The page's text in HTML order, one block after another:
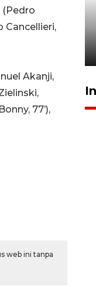
(Pedro
Cancellieri,
Akanji,
77’),
web ini tanpa
"Drone
padamkan